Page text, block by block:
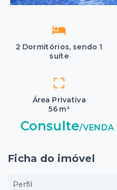
2 Dormitórios, sendo 1
suíte
Área Privativa
56 m²
Consulte/VENDA
Ficha do imóvel
Perfil